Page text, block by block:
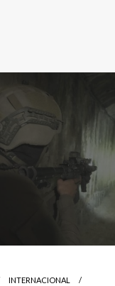
INTERNACIONAL